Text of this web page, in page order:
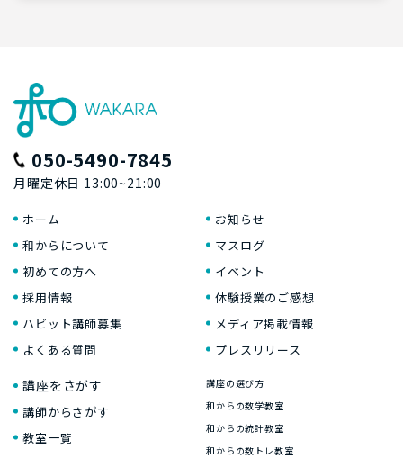
050-5490-7845
月曜定休日 13:00~21:00
ホーム
和からについて
初めての方へ
採用情報
ハビット講師募集
よくある質問
お知らせ
マスログ
イベント
体験授業のご感想
メディア掲載情報
プレスリリース
講座をさがす
講師からさがす
教室一覧
講座の選び方
和からの数学教室
和からの統計教室
和からの数トレ教室